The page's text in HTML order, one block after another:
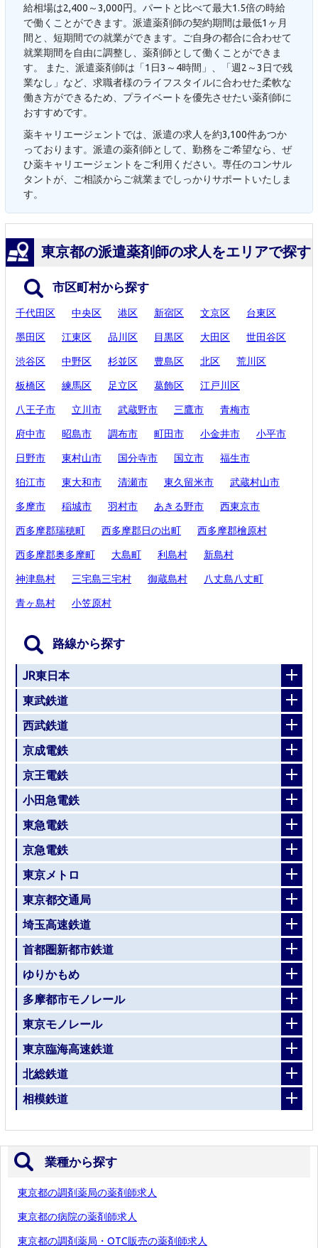
給相場は2,400～3,000円。パートと比べて最大1.5倍の時給
で働くことができます。派遣薬剤師の契約期間は最低1ヶ月
間と、短期間での就業ができます。ご自身の都合に合わせて
就業期間を自由に調整し、薬剤師として働くことができま
す。 また、派遣薬剤師は「1日3～4時間」、「週2～3日で残
業なし」など、求職者様のライフスタイルに合わせた柔軟な
働き方ができるため、プライベートを優先させたい薬剤師に
おすすめです。
薬キャリエージェントでは、派遣の求人を約3,100件あつか
っております。派遣の薬剤師として、勤務をご希望なら、ぜ
ひ薬キャリエージェントをご利用ください。専任のコンサル
タントが、ご相談からご就業までしっかりサポートいたしま
す。
東京都の派遣薬剤師の求人をエリアで探す
市区町村から探す
千代田区 中央区 港区 新宿区 文京区 台東区
墨田区 江東区 品川区 目黒区 大田区 世田谷区
渋谷区 中野区 杉並区 豊島区 北区 荒川区
板橋区 練馬区 足立区 葛飾区 江戸川区
八王子市 立川市 武蔵野市 三鷹市 青梅市
府中市 昭島市 調布市 町田市 小金井市 小平市
日野市 東村山市 国分寺市 国立市 福生市
狛江市 東大和市 清瀬市 東久留米市 武蔵村山市
多摩市 稲城市 羽村市 あきる野市 西東京市
西多摩郡瑞穂町 西多摩郡日の出町 西多摩郡檜原村
西多摩郡奥多摩町 大島町 利島村 新島村
神津島村 三宅島三宅村 御蔵島村 八丈島八丈町
青ヶ島村 小笠原村
路線から探す
JR東日本
東武鉄道
西武鉄道
京成電鉄
京王電鉄
小田急電鉄
東急電鉄
京急電鉄
東京メトロ
東京都交通局
埼玉高速鉄道
首都圏新都市鉄道
ゆりかもめ
多摩都市モノレール
東京モノレール
東京臨海高速鉄道
北総鉄道
相模鉄道
業種から探す
東京都の調剤薬局の薬剤師求人
東京都の病院の薬剤師求人
東京都の調剤薬局・OTC販売の薬剤師求人